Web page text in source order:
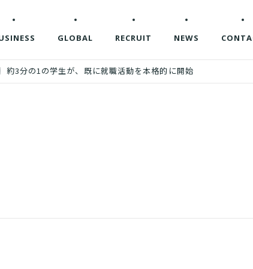
GLOBAL RECRUIT NEWS
約3分の1の学生が、既に就職活動を本格的に開始